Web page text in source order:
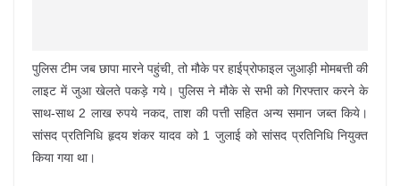
पुलिस टीम जब छापा मारने पहुंची, तो मौके पर हाईप्रोफाइल जुआड़ी मोमबत्ती की
लाइट में जुआ खेलते पकड़े गये। पुलिस ने मौके से सभी को गिरफ्तार करने के
साथ-साथ 2 लाख रुपये नकद, ताश की पत्ती सहित अन्य समान जब्त किये।
सांसद प्रतिनिधि हृदय शंकर यादव को 1 जुलाई को सांसद प्रतिनिधि नियुक्त
किया गया था।